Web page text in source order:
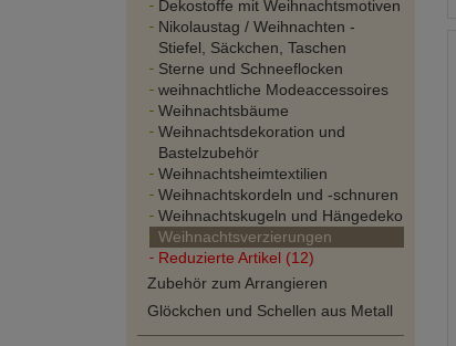
Dekostoffe mit Weihnachtsmotiven
Nikolaustag / Weihnachten -
Stiefel, Säckchen, Taschen
Sterne und Schneeflocken
weihnachtliche Modeaccessoires
Weihnachtsbäume
Weihnachtsdekoration und
Bastelzubehör
Weihnachtsheimtextilien
Weihnachtskordeln und -schnuren
Weihnachtskugeln und Hängedeko
Weihnachtsverzierungen
Reduzierte Artikel (12)
Zubehör zum Arrangieren
Glöckchen und Schellen aus Metall